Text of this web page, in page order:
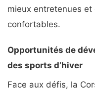
mieux entretenues
confortables.
Opportunités de
des sports d’hiver
Face aux défis, la